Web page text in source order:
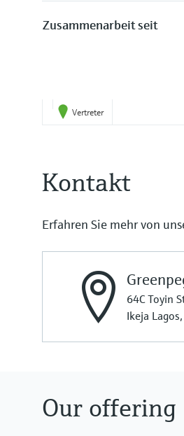
Zusammenarbeit seit
Vertreter
Kontakt
Erfahren Sie mehr von
64C Toyin
Ikeja
Our offering